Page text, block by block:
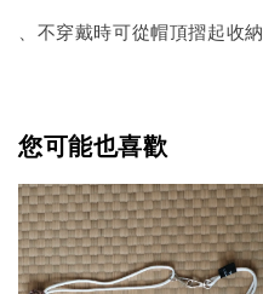
、不穿戴時可從帽頂摺起收納
您可能也喜歡